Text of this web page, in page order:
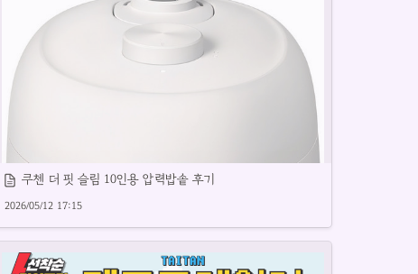
쿠첸 더 핏 슬림 10인용 압력밥솥 후기
2026/05/12 17:15